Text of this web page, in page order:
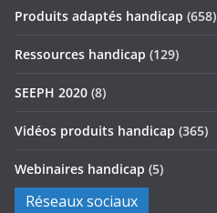
Produits adaptés handicap (658)
Ressources handicap (129)
SEEPH 2020 (8)
Vidéos produits handicap (365)
Webinaires handicap (5)
Réseaux sociaux